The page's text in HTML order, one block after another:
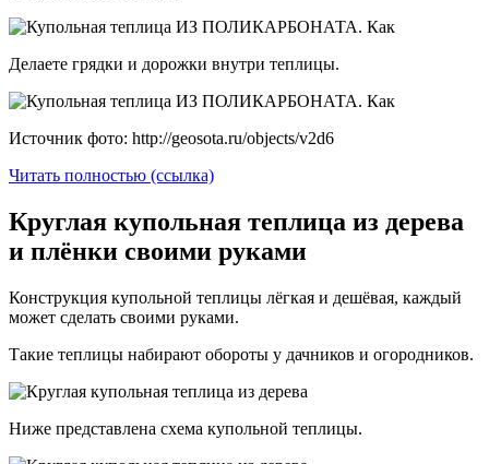
Делаете грядки и дорожки внутри теплицы.
Источник фото: http://geosota.ru/objects/v2d6
Читать полностью (ссылка)
Круглая купольная теплица из дерева
и плёнки своими руками
Конструкция купольной теплицы лёгкая и дешёвая, каждый
может сделать своими руками.
Такие теплицы набирают обороты у дачников и огородников.
Ниже представлена схема купольной теплицы.